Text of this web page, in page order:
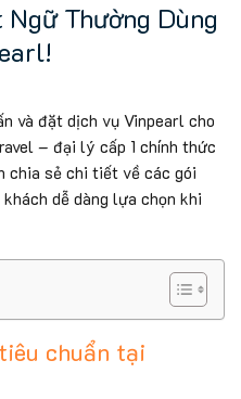
Thường Dùng
và đặt dịch vụ Vinpearl cho
– đại lý cấp 1 chính thức
chia sẻ chi tiết về các gói
dễ dàng lựa chọn khi
chuẩn tại